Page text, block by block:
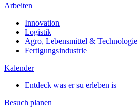
Arbeiten
Innovation
Logistik
Agro, Lebensmittel & Technologie
Fertigungsindustrie
Kalender
Entdeck was er su erleben is
Besuch planen